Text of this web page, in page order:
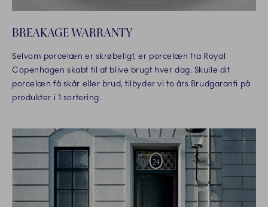
BREAKAGE WARRANTY
Selvom porcelæn er skrøbeligt, er porcelæn fra Royal
Copenhagen skabt til at blive brugt hver dag. Skulle dit
porcelæn få skår eller brud, tilbyder vi to års Brudgaranti på
produkter i 1.sortering.